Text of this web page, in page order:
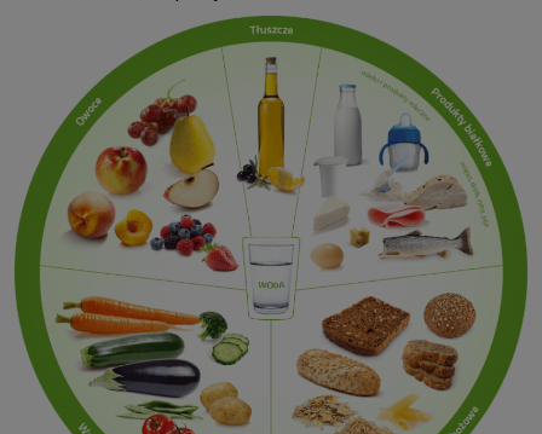
internetowymi. Udzielenie takiej zgody jest dobrowolne, nie musisz jej
udzielać, nie pozbawi Cię to dostępu do naszych usług. Masz również
możliwość ograniczenia zakresu lub zmiany zgody w dowolnym
momencie.
Twoje dane przetwarzane będą do czasu istnienia podstawy do ich
przetwarzania, czyli w przypadku udzielenia zgody do momentu jej
cofnięcia, ograniczenia lub innych działań z Twojej strony ograniczających
tę zgodę, w przypadku niezbędności danych do wykonania umowy, przez
czas jej wykonywania i ewentualnie okres przedawnienia roszczeń z niej
(zwykle nie więcej niż 3 lata, a maksymalnie 10 lat), a w przypadku, gdy
podstawą przetwarzania danych jest uzasadniony interes administratora,
do czasu zgłoszenia przez Ciebie skutecznego sprzeciwu.
Przekazywanie danych
Administratorzy danych mogą powierzać Twoje dane podwykonawcom IT,
księgowym, agencjom marketingowym etc. Zrobią to jedynie na
podstawie umowy o powierzenie przetwarzania danych zobowiązującej
taki podmiot do odpowiedniego zabezpieczenia danych i niekorzystania z
nich do własnych celów.
Cookies
Na naszych stronach używamy znaczników internetowych takich jak pliki
np. cookie lub local storage do zbierania i przetwarzania danych